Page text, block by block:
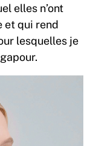
elles n’ont
et qui rend
lesquelles je